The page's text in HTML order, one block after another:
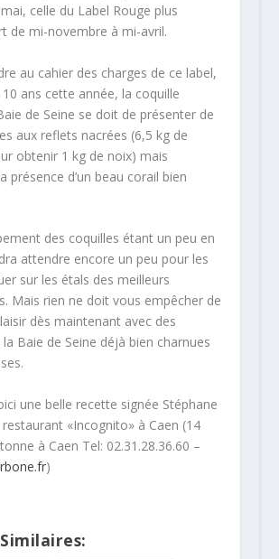
celle du Label Rouge plus
de mi-novembre à mi-avril.
au cahier des charges de ce label,
ans cette année, la coquille
de Seine se doit de présenter de
aux reflets nacrées (6,5 kg de
obtenir 1 kg de noix) mais
présence d’un beau corail bien
des coquilles étant un peu en
attendre encore un peu pour les
sur les étals des meilleurs
Mais rien ne doit vous empêcher de
dès maintenant avec des
Baie de Seine déjà bien charnues
une belle recette signée Stéphane
«Incognito» à Caen (14
à Caen Tel: 02.31.28.36.60 –
)